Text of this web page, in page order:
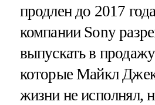
продлен до 2017
компании Sony
выпускать в
которые Майкл
жизни не исполнял,